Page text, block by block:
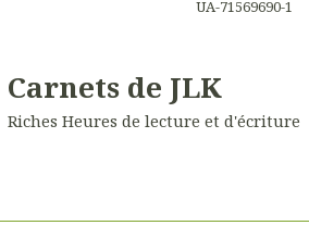
UA-71569690-1
Carnets de JLK
Riches Heures de lecture et d'écriture